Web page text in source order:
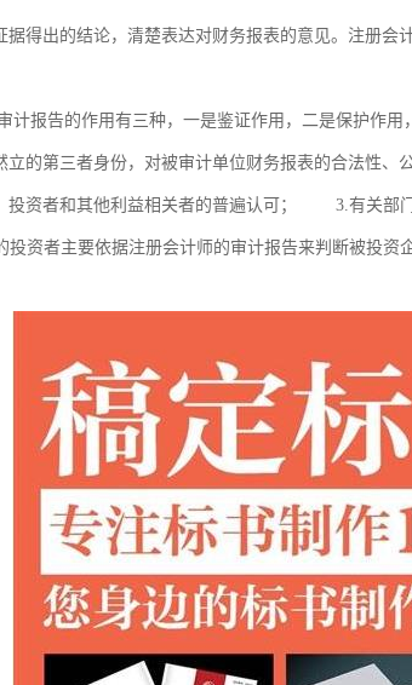
据得出的结论，清楚表达对财务报表的意见。注册会
报告的作用有三种，一是鉴证作用，二是保护
立的第三者身份，对被审计单位财务报表的合法
投资者和其他利益相关者的普遍认可； 3.有关部
者主要依据注册会计师的审计报告来判断被投资